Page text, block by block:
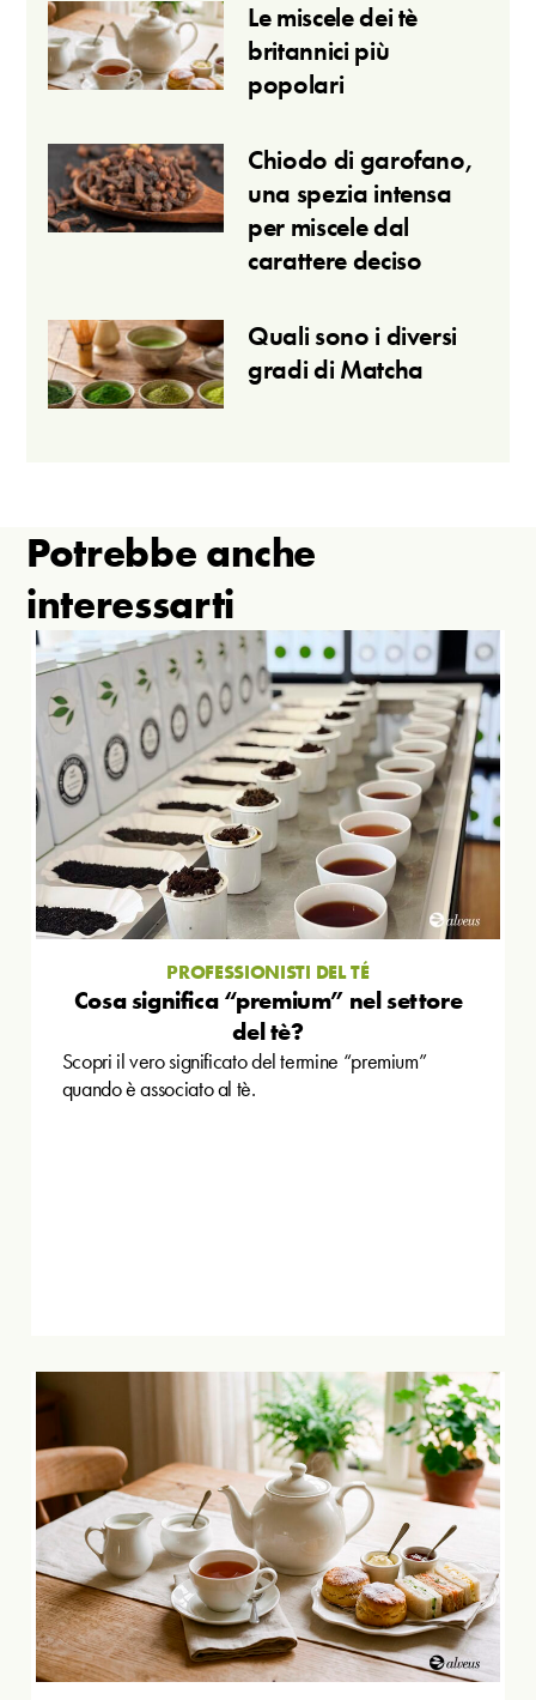
Le miscele dei tè
britannici più
popolari
Chiodo di garofano,
una spezia intensa
per miscele dal
carattere deciso
Quali sono i diversi
gradi di Matcha
Potrebbe anche
interessarti
PROFESSIONISTI DEL TÉ
Cosa significa “premium” nel settore
del tè?
Scopri il vero significato del termine “premium”
quando è associato al tè.